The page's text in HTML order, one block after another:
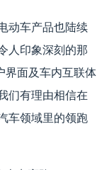
动车产品也陆续
人印象深刻的那
界面及车内互联体
们有理由相信在
车领域里的领跑